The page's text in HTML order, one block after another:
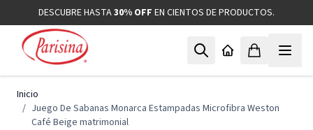
Ir al contenidoDESCUBRE HASTA30% OFF EN CIENTOS DE PRODUCTOS.
Inicio
/ Juego De Sabanas Monarca Estampadas Microfibra Weston
Café Beige matrimonial